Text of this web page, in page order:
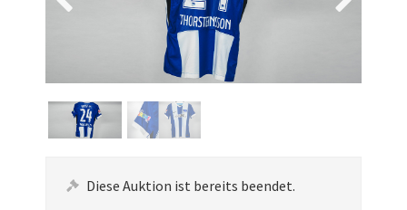
Diese Auktion ist bereits beendet.